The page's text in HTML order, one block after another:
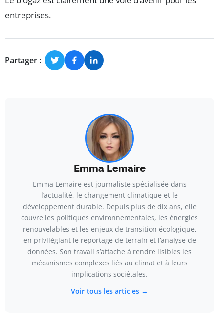
entreprises.
Partager :
Emma Lemaire
Emma Lemaire est journaliste spécialisée dans
l’actualité, le changement climatique et le
développement durable. Depuis plus de dix ans, elle
couvre les politiques environnementales, les énergies
renouvelables et les enjeux de transition écologique,
en privilégiant le reportage de terrain et l’analyse de
données. Son travail s’attache à rendre lisibles les
mécanismes complexes liés au climat et à leurs
implications sociétales.
Voir tous les articles →